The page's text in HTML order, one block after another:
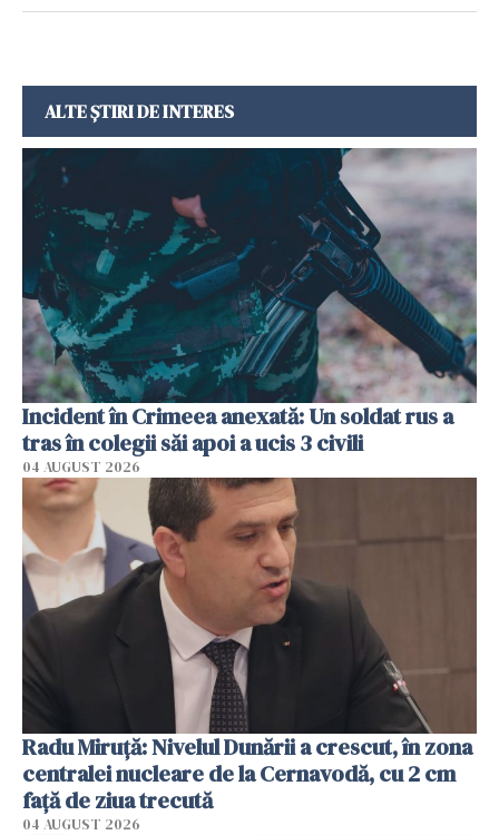
ALTE ȘTIRI DE INTERES
Incident în Crimeea anexată: Un soldat rus a
tras în colegii săi apoi a ucis 3 civili
04 AUGUST 2026
Radu Miruţă: Nivelul Dunării a crescut, în zona
centralei nucleare de la Cernavodă, cu 2 cm
faţă de ziua trecută
04 AUGUST 2026